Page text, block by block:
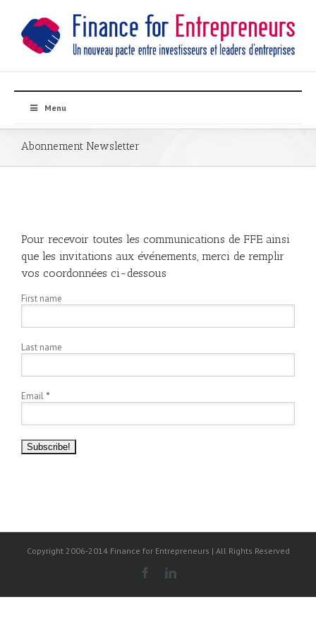
Menu
Abonnement Newsletter
Pour recevoir toutes les communications de FFE ainsi
que les invitations aux événements, merci de remplir
vos coordonnées ci-dessous
First name
Last name
Email *
Copyright 2006-2014 Finance for Entrepreneurs | All Rights Reserved